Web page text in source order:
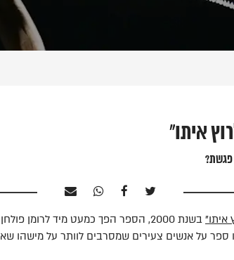
איתו"
איתו"
בשנת 2000, הספר הפך כמעט מיד לרומן
ספר על אנשים צעירים שמסרבים לוותר על מישהו